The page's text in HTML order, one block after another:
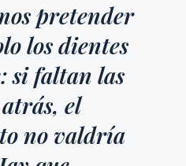
pretender
los dientes
si faltan las
el
no valdría